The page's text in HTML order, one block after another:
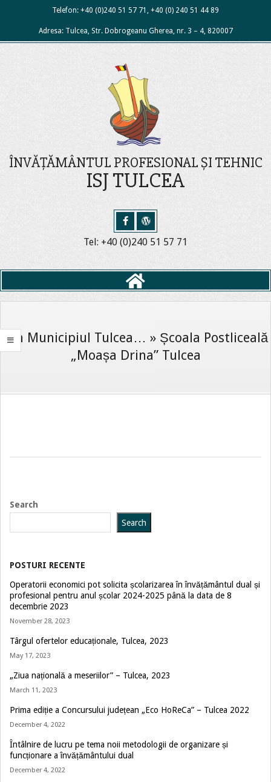
Telefon: +40 (0)240 51 57 71, +40 (0) 240 51 44 89
Adresa: Tulcea, Str. Dobrogeanu Gherea, nr. 3 – 4, 820007
ÎNVĂȚĂMÂNTUL PROFESIONAL ȘI TEHNIC
ISJ TULCEA
Tel: +40 (0)240 51 57 71
Primary
MenuDin Municipiul Tulcea… » Școala Postliceală
„Moașa Drina” Tulcea
Search
Search
POSTURI RECENTE
Operatorii economici pot solicita școlarizarea în învățământul dual și
profesional pentru anul școlar 2024-2025 până la data de 8
decembrie 2023
November 28, 2023
Târgul ofertelor educaționale, Tulcea, 2023
May 17, 2023
„Ziua națională a meseriilor” – Tulcea, 2023
March 11, 2023
Prima ediție a Concursului județean „Eco HoReCa” – Tulcea 2022
December 4, 2022
Întâlnire de lucru pe tema noii metodologii de organizare și
funcționare a învățământului dual
December 4, 2022